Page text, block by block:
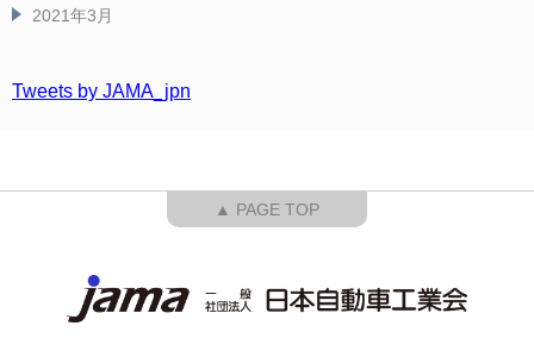
2021年3月
Tweets by JAMA_jpn
▲ PAGE TOP